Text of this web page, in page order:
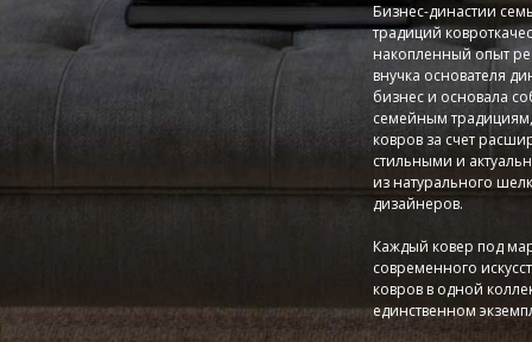
Бизнес-династии
традиций
накопленный опыт
внучка основателя
бизнес и основала
семейным
ковров за счет
стильными и
из натурального
дизайнеров.
Каждый ковер под
современного
ковров в одной
единственном